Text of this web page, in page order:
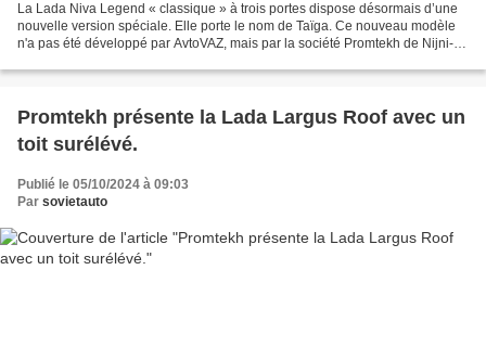
La Lada Niva Legend « classique » à trois portes dispose désormais d’une
nouvelle version spéciale. Elle porte le nom de Taïga. Ce nouveau modèle
n'a pas été développé par AvtoVAZ, mais par la société Promtekh de Nijni-
Promtekh présente la Lada Largus Roof avec un
toit surélévé.
Publié le 05/10/2024 à 09:03
Par sovietauto